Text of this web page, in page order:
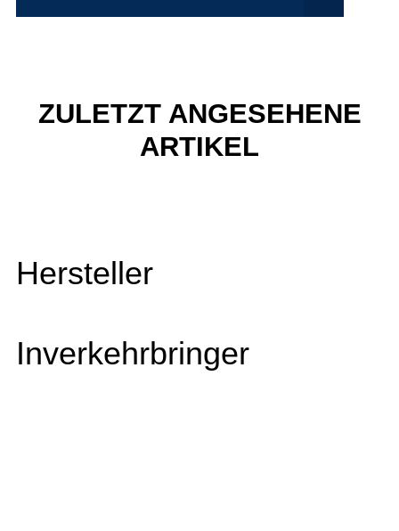
ZULETZT ANGESEHENE
ARTIKEL
Hersteller
Inverkehrbringer